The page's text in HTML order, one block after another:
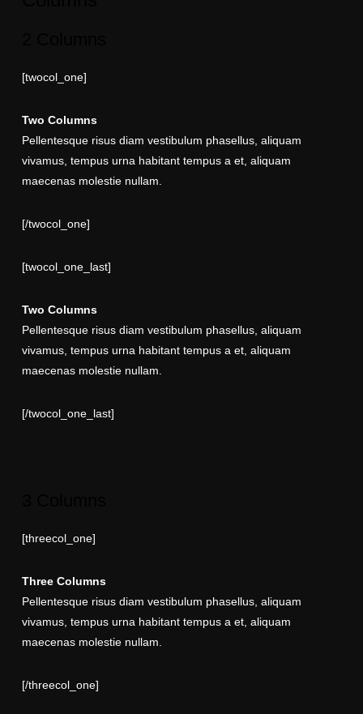
[twocol_one]
Two Columns
Pellentesque risus diam vestibulum phasellus, aliquam
vivamus, tempus urna habitant tempus a et, aliquam
maecenas molestie nullam.
[/twocol_one]
[twocol_one_last]
Two Columns
Pellentesque risus diam vestibulum phasellus, aliquam
vivamus, tempus urna habitant tempus a et, aliquam
maecenas molestie nullam.
[/twocol_one_last]
[threecol_one]
Three Columns
Pellentesque risus diam vestibulum phasellus, aliquam
vivamus, tempus urna habitant tempus a et, aliquam
maecenas molestie nullam.
[/threecol_one]